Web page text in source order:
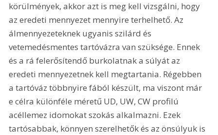
körülmények, akkor azt is meg kell vizsgálni, hogy
az eredeti mennyezet mennyire terhelhető. Az
álmennyezeteknek ugyanis szilárd és
vetemedésmentes tartóvázra van szüksége. Ennek
és a rá felerősítendő burkolatnak a súlyát az
eredeti mennyezetnek kell megtartania. Régebben
a tartóváz többnyire fából készült, ma viszont már
e célra különféle méretű UD, UW, CW profilú
acéllemez idomokat szokás alkalmazni. Ezek
tartósabbak, könnyen szerelhetők és az önsúlyuk is